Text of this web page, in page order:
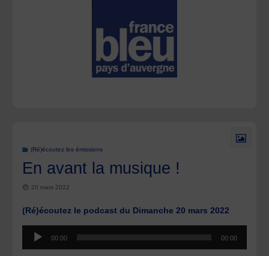
(Ré)écoutez les émissions
En avant la musique !
20 mars 2022
(Ré)écoutez le podcast du Dimanche 20 mars 2022
Lecteur
audio
00:00 00:00